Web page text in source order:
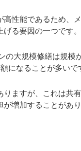
性能であるため、
る要因の一つです。
の大規模修繕は規模
になることが多いで
ますが、これは共
増加することがあり